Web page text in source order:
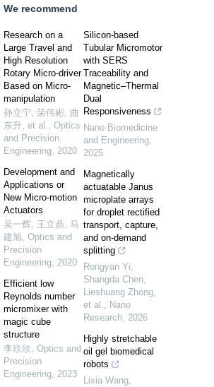
We recommend
Research on a
Large Travel and
High Resolution
Rotary Micro-driver
Based on Micro-
manipulation
孙立宁, 荣伟彬, 曲
东升, et al., Optics
and Precision
Engineering, 2020
Development and
Applications or
New Micro-motion
Actuators
吴一辉, 王立鼎, 马
建旭, Optics and
Precision
Engineering, 2020
Efficient low
Reynolds number
micromixer with
magic cube
structure
李欣欣, Optics and
Precision
Engineering, 2023
Silicon-based
Tubular Micromotor
with SERS
Traceability and
Magnetic–Thermal
Dual
Responsiveness
Nano Biomedicine
and Engineering,
2025
Magnetically
actuatable Janus
microplate arrays
for droplet rectified
transport, capture,
and on-demand
splitting
Rongyan Yi,
Shangda Chen,
Lieshuang Zhong,
et al., Nano
Research, 2026
Highly stretchable
oil gel biomedical
robots
Lixia Wang,